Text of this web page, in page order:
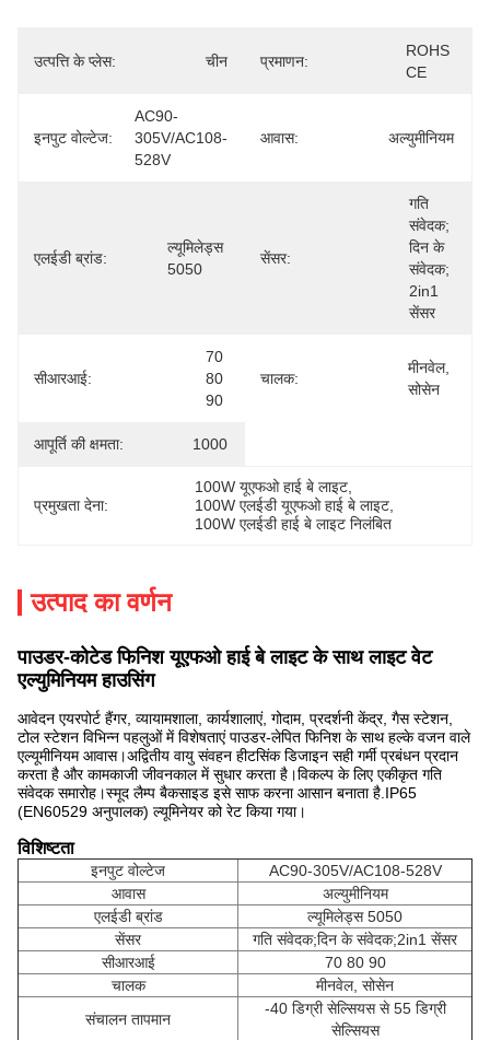
उत्पत्ति के प्लेस: चीन प्रमाणन:
ROHS
CE
इनपुट वोल्टेज:
AC90-
305V/AC108-
528V
आवास: अल्युमीनियम
एलईडी ब्रांड:
ल्यूमिलेड्स
5050
सेंसर:
गति
संवेदक;
दिन के
संवेदक;
2in1
सेंसर
सीआरआई:
70
80
90
चालक:
मीनवेल,
सोसेन
आपूर्ति की क्षमता: 1000
प्रमुखता देना:
100W यूएफओ हाई बे लाइट
100W एलईडी यूएफओ हाई बे लाइट
100W एलईडी हाई बे लाइट निलंबित
उत्पाद का वर्णन
पाउडर-कोटेड फिनिश यूएफओ हाई बे लाइट के साथ लाइट वेट
एल्युमिनियम हाउसिंग
आवेदन एयरपोर्ट हैंगर, व्यायामशाला, कार्यशालाएं, गोदाम, प्रदर्शनी केंद्र, गैस स्टेशन,
टोल स्टेशन विभिन्न पहलुओं में विशेषताएं पाउडर-लेपित फिनिश के साथ हल्के वजन वाले
एल्यूमीनियम आवास।अद्वितीय वायु संवहन हीटसिंक डिजाइन सही गर्मी प्रबंधन प्रदान
करता है और कामकाजी जीवनकाल में सुधार करता है।विकल्प के लिए एकीकृत गति
संवेदक समारोह।स्मूद लैम्प बैकसाइड इसे साफ करना आसान बनाता है.IP65
(EN60529 अनुपालक) ल्यूमिनेयर को रेट किया गया।
विशिष्टता
इनपुट वोल्टेज
AC90-305V/AC108-528V
आवास
अल्युमीनियम
एलईडी ब्रांड
ल्यूमिलेड्स 5050
सेंसर
गति संवेदक;दिन के संवेदक;2in1 सेंसर
सीआरआई
70 80 90
चालक
मीनवेल, सोसेन
संचालन तापमान
-40 डिग्री सेल्सियस से 55 डिग्री
सेल्सियस